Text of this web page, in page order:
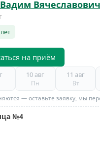
Вячеславович
на приём
10 авг
Пн
11 авг
Вт
— оставьте заявку, мы
№4